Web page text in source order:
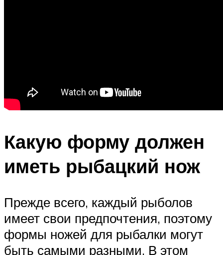
Какую форму должен
иметь рыбацкий нож
Прежде всего, каждый рыболов
имеет свои предпочтения, поэтому
формы ножей для рыбалки могут
быть самыми разными. В этом